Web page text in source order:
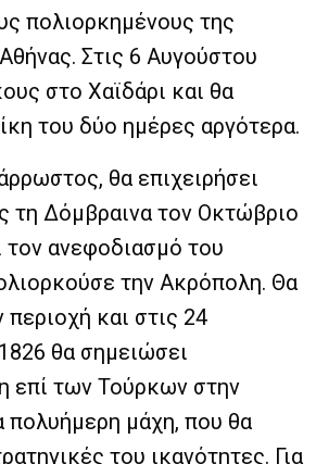
πολιορκημένους της
Στις 6 Αυγούστου
στο Χαϊδάρι και θα
του δύο ημέρες αργότερα.
θα επιχειρήσει
τη Δόμβραινα τον Οκτώβριο
τον ανεφοδιασμό του
την Ακρόπολη. Θα
περιοχή και στις 24
θα σημειώσει
επί των Τούρκων στην
πολυήμερη μάχη, που θα
του ικανότητες. Για